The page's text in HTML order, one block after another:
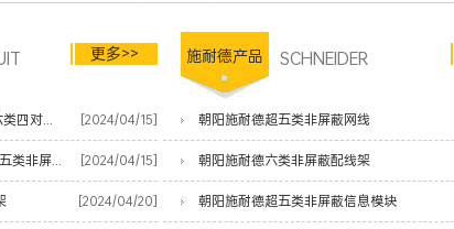
更多>>
朝阳泛达六类网线六类四对非屏蔽双绞线 [2024/04/15]
朝阳Panduit泛达超五类非屏蔽网线 [2024/04/15]
[2024/04/20]
施耐德产品 SCHNEIDER
朝阳施耐德超五类非屏蔽网线
朝阳施耐德六类非屏蔽配线架
朝阳施耐德超五类非屏蔽信息模块